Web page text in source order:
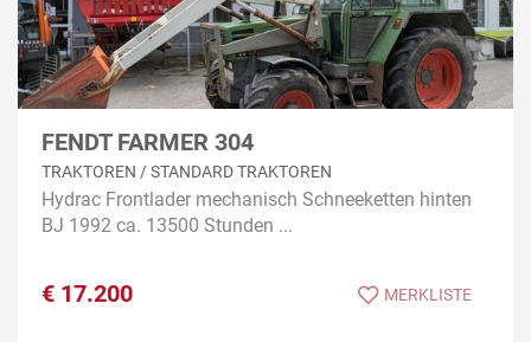
FENDT FARMER 304
TRAKTOREN / STANDARD TRAKTOREN
Hydrac Frontlader mechanisch Schneeketten hinten
BJ 1992 ca. 13500 Stunden ...
€ 17.200 MERKLISTE